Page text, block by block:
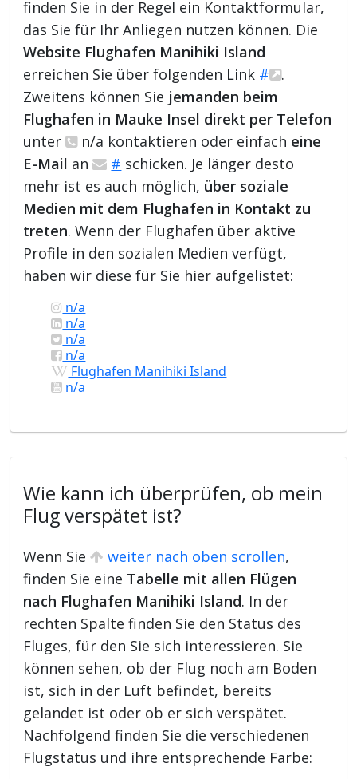
finden Sie in der Regel ein Kontaktformular,
das Sie für Ihr Anliegen nutzen können. Die
Website Flughafen Manihiki Island
erreichen Sie über folgenden Link #
.
Zweitens können Sie jemanden beim
Flughafen in Mauke Insel direkt per Telefon
unter
n/a kontaktieren oder einfach eine
E-Mail an # schicken. Je länger desto
mehr ist es auch möglich, über soziale
Medien mit dem Flughafen in Kontakt zu
treten. Wenn der Flughafen über aktive
Profile in den sozialen Medien verfügt,
haben wir diese für Sie hier aufgelistet:
n/a
n/a
n/a
n/a
Flughafen Manihiki Island
n/a
Wie kann ich überprüfen, ob mein
Flug verspätet ist?
Wenn Sie weiter nach oben scrollen,
finden Sie eine Tabelle mit allen Flügen
nach Flughafen Manihiki Island. In der
rechten Spalte finden Sie den Status des
Fluges, für den Sie sich interessieren. Sie
können sehen, ob der Flug noch am Boden
ist, sich in der Luft befindet, bereits
gelandet ist oder ob er sich verspätet.
Nachfolgend finden Sie die verschiedenen
Flugstatus und ihre entsprechende Farbe: